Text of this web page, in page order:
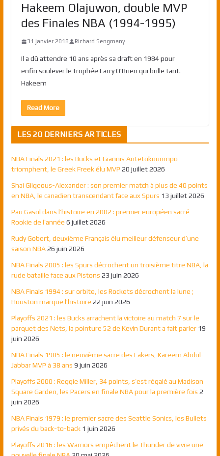
Hakeem Olajuwon, double MVP
des Finales NBA (1994-1995)
31 janvier 2018 Richard Sengmany
Il a dû attendre 10 ans après sa draft en 1984 pour
enfin soulever le trophée Larry O’Brien qui brille tant.
Hakeem
Read More
LES 20 DERNIERS ARTICLES
NBA Finals 2021 : les Bucks et Giannis Antetokounmpo
triomphent, le Greek Freek élu MVP 20 juillet 2026
Shai Gilgeous-Alexander : son premier match à plus de 40 points
en NBA, le canadien transcendant face aux Spurs 13 juillet 2026
Pau Gasol dans l’histoire en 2002 : premier européen sacré
Rookie de l’année 6 juillet 2026
Rudy Gobert, deuxième Français élu meilleur défenseur d’une
saison NBA 26 juin 2026
NBA Finals 2005 : les Spurs décrochent un troisième titre NBA, la
rude bataille face aux Pistons 23 juin 2026
NBA Finals 1994 : sur orbite, les Rockets décrochent la lune ;
Houston marque l’histoire 22 juin 2026
Playoffs 2021 : les Bucks arrachent la victoire au match 7 sur le
parquet des Nets, la pointure 52 de Kevin Durant a fait parler 19
juin 2026
NBA Finals 1985 : le neuvième sacre des Lakers, Kareem Abdul-
Jabbar MVP à 38 ans 9 juin 2026
Playoffs 2000 : Reggie Miller, 34 points, s’est régalé au Madison
Square Garden, les Pacers en finale NBA pour la première fois 2
juin 2026
NBA Finals 1979 : le premier sacre des Seattle Sonics, les Bullets
privés du back-to-back 1 juin 2026
Playoffs 2016 : les Warriors empêchent le Thunder de vivre une